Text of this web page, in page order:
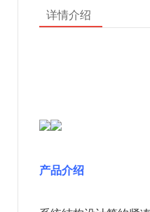
详情介绍
产品介绍